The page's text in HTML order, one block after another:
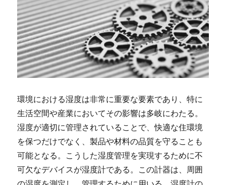
環境における湿度は非常に重要な要素であり、特に
生活空間や産業においてその影響は多岐にわたる。
湿度が適切に管理されていることで、快適な住環境
を保つだけでなく、製品や材料の品質を守ることも
可能となる。こうした湿度管理を実現するために不
可欠なデバイスが湿度計である。この計器は、周囲